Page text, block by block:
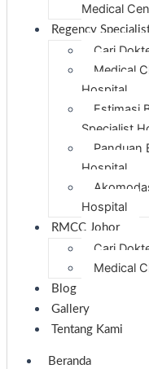
Medical
Regency
Cari
Medical
Hospital
Estimasi
Specialist
Panduan
Hospital
Hospital
RMCC Johor
Cari
Medical
Blog
Gallery
Tentang Kami
Beranda